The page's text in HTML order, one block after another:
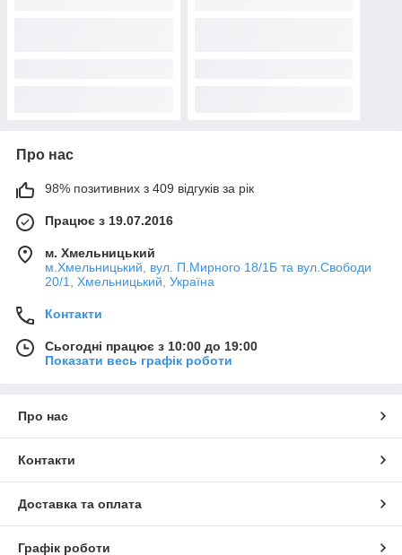
Про нас
98% позитивних з 409 відгуків за рік
Працює з 19.07.2016
м. Хмельницький
м.Хмельницький, вул. П.Мирного 18/1Б та вул.Свободи
20/1, Хмельницький, Україна
Контакти
Сьогодні працює з 10:00 до 19:00
Показати весь графік роботи
Про нас
Контакти
Доставка та оплата
Графік роботи